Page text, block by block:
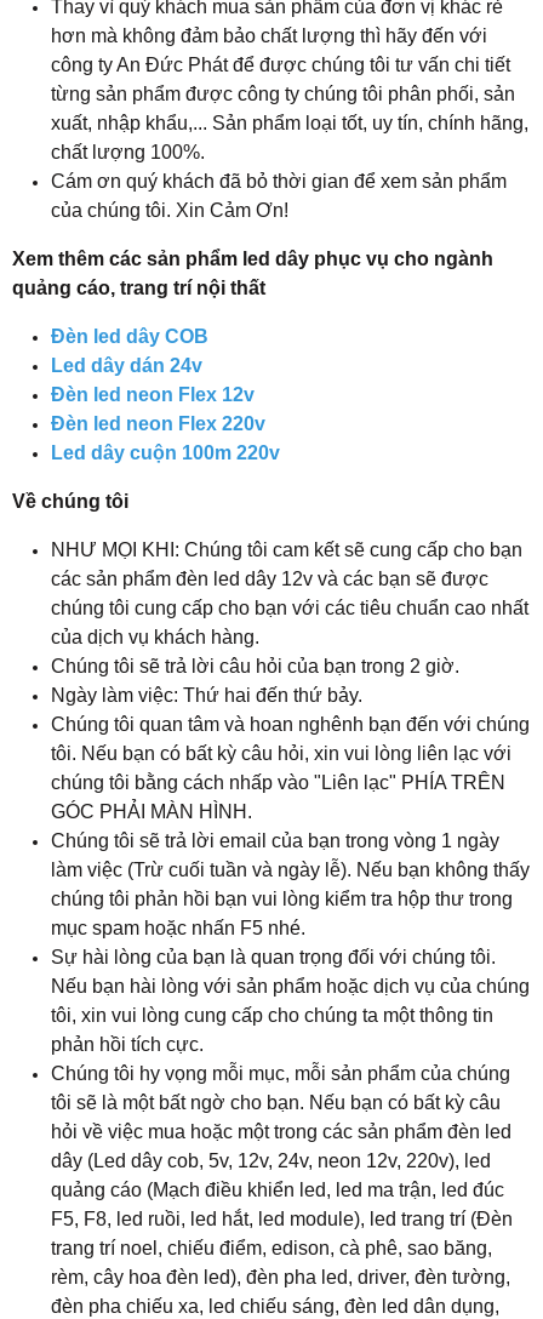
Thay vì quý khách mua sản phẩm của đơn vị khác rẻ
hơn mà không đảm bảo chất lượng thì hãy đến với
công ty An Đức Phát để được chúng tôi tư vấn chi tiết
từng sản phẩm được công ty chúng tôi phân phối, sản
xuất, nhập khẩu,... Sản phẩm loại tốt, uy tín, chính hãng,
chất lượng 100%.
Cám ơn quý khách đã bỏ thời gian để xem sản phẩm
của chúng tôi. Xin Cảm Ơn!
Xem thêm các sản phẩm led dây phục vụ cho ngành
quảng cáo, trang trí nội thất
Đèn led dây COB
Led dây dán 24v
Đèn led neon Flex 12v
Đèn led neon Flex 220v
Led dây cuộn 100m 220v
Về chúng tôi
NHƯ MỌI KHI: Chúng tôi cam kết sẽ cung cấp cho bạn
các sản phẩm đèn led dây 12v và các bạn sẽ được
chúng tôi cung cấp cho bạn với các tiêu chuẩn cao nhất
của dịch vụ khách hàng.
Chúng tôi sẽ trả lời câu hỏi của bạn trong 2 giờ.
Ngày làm việc: Thứ hai đến thứ bảy.
Chúng tôi quan tâm và hoan nghênh bạn đến với chúng
tôi. Nếu bạn có bất kỳ câu hỏi, xin vui lòng liên lạc với
chúng tôi bằng cách nhấp vào "Liên lạc" PHÍA TRÊN
GÓC PHẢI MÀN HÌNH.
Chúng tôi sẽ trả lời email của bạn trong vòng 1 ngày
làm việc (Trừ cuối tuần và ngày lễ). Nếu bạn không thấy
chúng tôi phản hồi bạn vui lòng kiểm tra hộp thư trong
mục spam hoặc nhấn F5 nhé.
Sự hài lòng của bạn là quan trọng đối với chúng tôi.
Nếu bạn hài lòng với sản phẩm hoặc dịch vụ của chúng
tôi, xin vui lòng cung cấp cho chúng ta một thông tin
phản hồi tích cực.
Chúng tôi hy vọng mỗi mục, mỗi sản phẩm của chúng
tôi sẽ là một bất ngờ cho bạn. Nếu bạn có bất kỳ câu
hỏi về việc mua hoặc một trong các sản phẩm đèn led
dây (Led dây cob, 5v, 12v, 24v, neon 12v, 220v), led
quảng cáo (Mạch điều khiển led, led ma trận, led đúc
F5, F8, led ruồi, led hắt, led module), led trang trí (Đèn
trang trí noel, chiếu điểm, edison, cà phê, sao băng,
rèm, cây hoa đèn led), đèn pha led, driver, đèn tường,
đèn pha chiếu xa, led chiếu sáng, đèn led dân dụng,